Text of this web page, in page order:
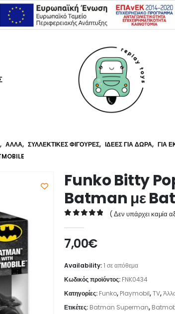
, ΆΛΛΑ, ΣΥΛΛΕΚΤΙΚΈΣ ΦΙΓΟΎΡΕΣ, ΙΔΈΕΣ ΓΙΑ ΔΏΡΑ, ΓΙΑ
Funko Bitty
Batman με
( Δεν υπάρχει καμία
7,00€
Availability:1 σε απόθεμα
Κωδικός προϊόντος: FNK0434
Κατηγορίες: Funko, Playmobil,TV,
Ετικέτες: Batman Superman,